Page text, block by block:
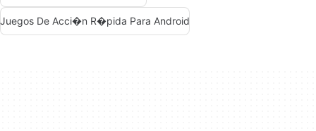
Juegos De Acci�n R�pida Para Android